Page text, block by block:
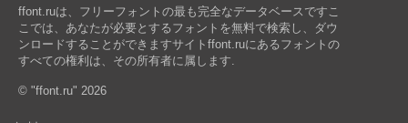
ffont.ruは、フリーフォントの最も完全なデータベースですこ
こでは、あなたが必要とするフォントを無料で検索し、ダウ
ンロードすることができますサイトffont.ruにあるフォントの
すべての権利は、その所有者に属します.
© "ffont.ru" 2026